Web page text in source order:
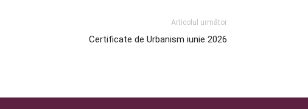
Articolul următor
Certificate de Urbanism iunie 2026